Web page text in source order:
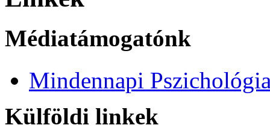
Médiatámogatónk
Mindennapi
Külföldi linkek